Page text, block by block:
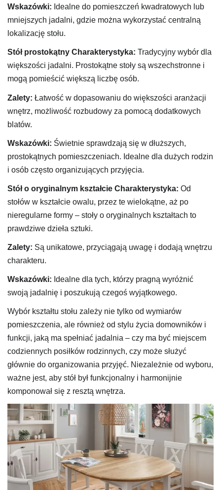
Wskazówki: Idealne do pomieszczeń kwadratowych lub
mniejszych jadalni, gdzie można wykorzystać centralną
lokalizację stołu.
Stół prostokątny Charakterystyka: Tradycyjny wybór dla
większości jadalni. Prostokątne stoły są wszechstronne i
mogą pomieścić większą liczbę osób.
Zalety: Łatwość w dopasowaniu do większości aranżacji
wnętrz, możliwość rozbudowy za pomocą dodatkowych
blatów.
Wskazówki: Świetnie sprawdzają się w dłuższych,
prostokątnych pomieszczeniach. Idealne dla dużych rodzin
i osób często organizujących przyjęcia.
Stół o oryginalnym kształcie Charakterystyka: Od
stołów w kształcie owalu, przez te wielokątne, aż po
nieregularne formy – stoły o oryginalnych kształtach to
prawdziwe dzieła sztuki.
Zalety: Są unikatowe, przyciągają uwagę i dodają wnętrzu
charakteru.
Wskazówki: Idealne dla tych, którzy pragną wyróżnić
swoją jadalnię i poszukują czegoś wyjątkowego.
Wybór kształtu stołu zależy nie tylko od wymiarów
pomieszczenia, ale również od stylu życia domowników i
funkcji, jaką ma spełniać jadalnia – czy ma być miejscem
codziennych posiłków rodzinnych, czy może służyć
głównie do organizowania przyjęć. Niezależnie od wyboru,
ważne jest, aby stół był funkcjonalny i harmonijnie
komponował się z resztą wnętrza.